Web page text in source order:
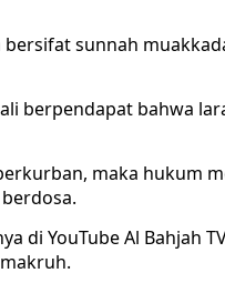
sunnah
berpendapat bahwa
maka hukum
di YouTube Al Bahjah